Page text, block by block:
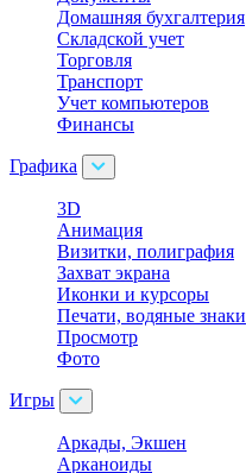
Домашняя бухгалтерия
Складской учет
Торговля
Транспорт
Учет компьютеров
Финансы
Графика
3D
Анимация
Визитки, полиграфия
Захват экрана
Иконки и курсоры
Печати, водяные знаки
Просмотр
Фото
Игры
Аркады, Экшен
Арканоиды